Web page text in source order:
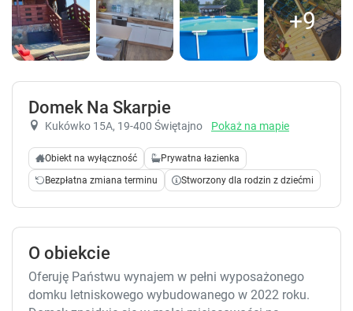
+9
Domek Na Skarpie
Kukówko 15A, 19-400 Świętajno Pokaż na mapie
Obiekt na wyłączność
Prywatna łazienka
Bezpłatna zmiana terminu
Stworzony dla rodzin z dziećmi
O obiekcie
Oferuję Państwu wynajem w pełni wyposażonego
domku letniskowego wybudowanego w 2022 roku.